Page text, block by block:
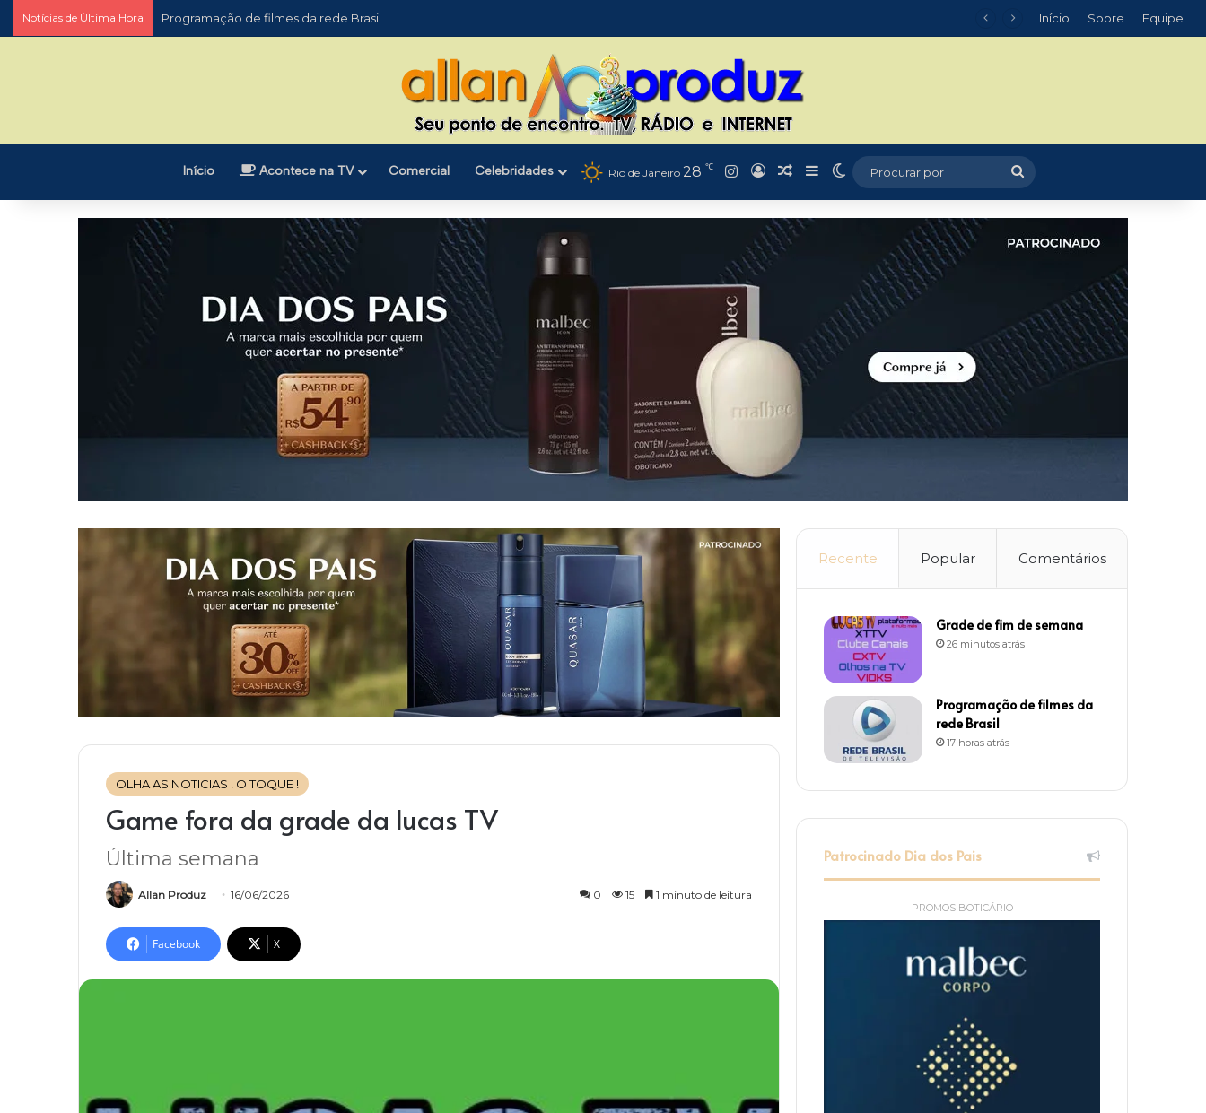
Notícias de Última Hora Programação de filmes da rede Brasil Início Sobre Equipe
Início Acontece na TV Comercial Celebridades Rio de Janeiro 28 ℃ Instagram
EntrarArtigo aleatório
Barra Lateral
Switch skin
por
OLHA AS NOTICIAS ! O TOQUE !
Game fora da grade da lucas TV
Última semana
Allan Produz 16/06/2026 0 15 1 minuto de leitura
Facebook X
Recente Popular Comentários
Grade de fim de semana
26 minutos atrás
Programação de filmes da
rede Brasil
17 horas atrás
Patrocinado Dia dos Pais
PROMOS BOTICÁRIO